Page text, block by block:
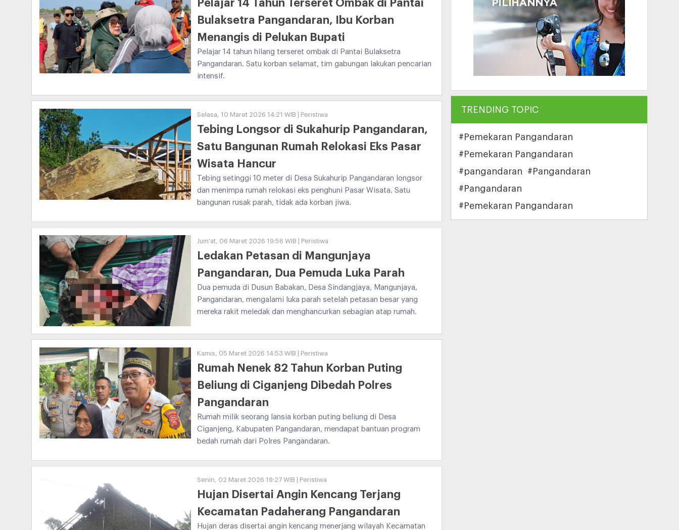
Pelajar 14 Tahun Terseret Ombak di Pantai
Bulaksetra Pangandaran, Ibu Korban
Menangis di Pelukan Bupati
Pelajar 14 tahun hilang terseret ombak di Pantai Bulaksetra
Pangandaran. Satu korban selamat, tim gabungan lakukan pencarian
intensif.
Selasa, 10 Maret 2026 14:21 WIB | Peristiwa
Tebing Longsor di Sukahurip Pangandaran,
Satu Bangunan Rumah Relokasi Eks Pasar
Wisata Hancur
Tebing setinggi 10 meter di Desa Sukahurip Pangandaran longsor
dan menimpa rumah relokasi eks penghuni Pasar Wisata. Satu
bangunan rusak parah, tidak ada korban jiwa.
Jum'at, 06 Maret 2026 19:56 WIB | Peristiwa
Ledakan Petasan di Mangunjaya
Pangandaran, Dua Pemuda Luka Parah
Dua pemuda di Dusun Babakan, Desa Sindangjaya, Mangunjaya,
Pangandaran, mengalami luka parah setelah petasan besar yang
mereka rakit meledak dan menghancurkan sebagian atap rumah.
Kamis, 05 Maret 2026 14:53 WIB | Peristiwa
Rumah Nenek 82 Tahun Korban Puting
Beliung di Ciganjeng Dibedah Polres
Pangandaran
Rumah milik seorang lansia korban puting beliung di Desa
Ciganjeng, Kabupaten Pangandaran, mendapat bantuan program
bedah rumah dari Polres Pangandaran.
Senin, 02 Maret 2026 19:27 WIB | Peristiwa
Hujan Disertai Angin Kencang Terjang
Kecamatan Padaherang Pangandaran
Hujan deras disertai angin kencang menerjang wilayah Kecamatan
TRENDING TOPIC
#Pemekaran Pangandaran
#Pemekaran Pangandaran
#pangandaran
#Pangandaran
#Pangandaran
#Pemekaran Pangandaran